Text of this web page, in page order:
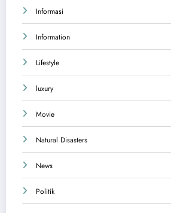
Informasi
Information
Lifestyle
luxury
Movie
Natural Disasters
News
Politik